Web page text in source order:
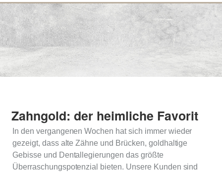
Zahngold: der heimliche Favorit
In den vergangenen Wochen hat sich immer wieder
gezeigt, dass alte Zähne und Brücken, goldhaltige
Gebisse und Dentallegierungen das größte
Überraschungspotenzial bieten. Unsere Kunden sind